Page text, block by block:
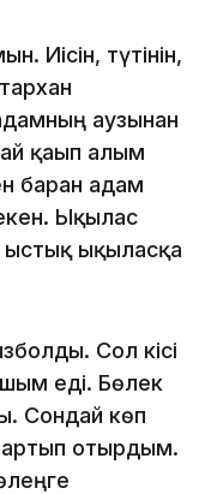
Иісін, түтінін,
аузынан
қағып алғым
барған адам
Ықылас
ықыласқа
Сол кісі
еді. Бөлек
Сондай көп
отырдым.